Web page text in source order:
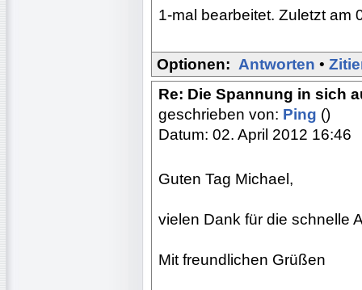
1-mal bearbeitet. Zuletzt am
Optionen: Antworten •
Re: Die Spannung in sich
geschrieben von: Ping ()
Datum: 02. April 2012 16:46
Guten Tag Michael,
vielen Dank für die schnelle
Mit freundlichen Grüßen